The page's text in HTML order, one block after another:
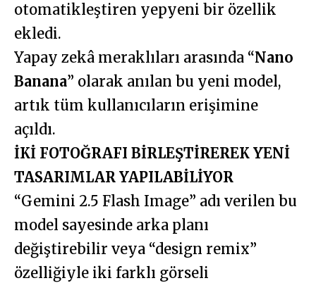
otomatikleştiren yepyeni bir özellik
ekledi.
Yapay zekâ meraklıları arasında “Nano
Banana” olarak anılan bu yeni model,
artık tüm kullanıcıların erişimine
açıldı.
İKİ FOTOĞRAFI BİRLEŞTİREREK YENİ
TASARIMLAR YAPILABİLİYOR
“Gemini 2.5 Flash Image” adı verilen bu
model sayesinde arka planı
değiştirebilir veya “design remix”
özelliğiyle iki farklı görseli